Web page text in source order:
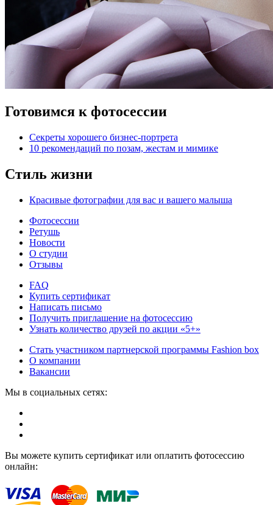
Готовимся к фотосессии
Секреты хорошего бизнес-портрета
10 рекомендаций по позам, жестам и мимике
Стиль жизни
Красивые фотографии для вас и вашего малыша
Фотосессии
Ретушь
Новости
О студии
Отзывы
FAQ
Купить сертификат
Написать письмо
Получить приглашение на фотосессию
Узнать количество друзей по акции «5+»
Стать участником партнерской программы Fashion box
О компании
Вакансии
Мы в социальных сетях:
Вы можете купить сертификат или оплатить фотосессию
онлайн: